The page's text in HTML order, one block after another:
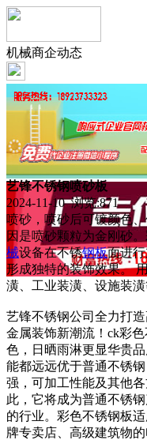
机械商企动态
艺锋不锈钢喷砂板
2024-11-10 浏览:871
喷砂，喷砂后可镀颜色
因是喷砂颗粒为金刚砂
械设备在不锈钢板面进
形成独特的装饰效果。
潢、工业装潢、设施装潢
艺锋不锈钢公司全力打
金属装饰新潮流！ck彩
色，日晒雨淋更显华贵
能都远远优于普通不锈
强，可加工性能及其他
此，它将成为普通不锈
的行业。彩色不锈钢板
牌专卖店、高级建筑物